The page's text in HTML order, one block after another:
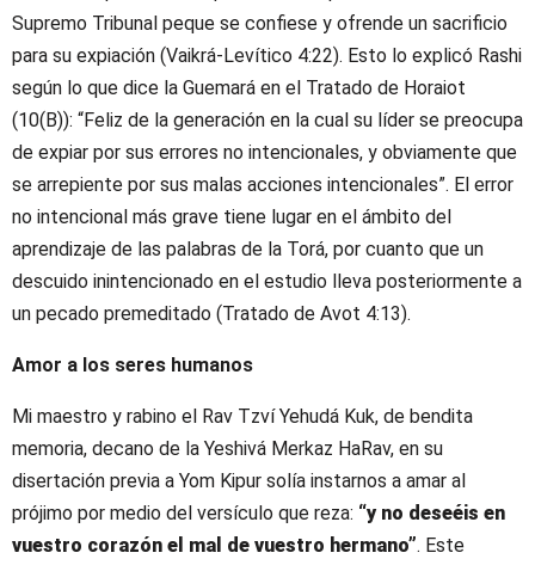
Supremo Tribunal peque se confiese y ofrende un sacrificio
para su expiación (Vaikrá-Levítico 4:22). Esto lo explicó Rashi
según lo que dice la Guemará en el Tratado de Horaiot
(10(B)): “Feliz de la generación en la cual su líder se preocupa
de expiar por sus errores no intencionales, y obviamente que
se arrepiente por sus malas acciones intencionales”. El error
no intencional más grave tiene lugar en el ámbito del
aprendizaje de las palabras de la Torá, por cuanto que un
descuido inintencionado en el estudio lleva posteriormente a
un pecado premeditado (Tratado de Avot 4:13).
Amor a los seres humanos
Mi maestro y rabino el Rav Tzví Yehudá Kuk, de bendita
memoria, decano de la Yeshivá Merkaz HaRav, en su
disertación previa a Yom Kipur solía instarnos a amar al
prójimo por medio del versículo que reza: “y no deseéis en
vuestro corazón el mal de vuestro hermano”. Este